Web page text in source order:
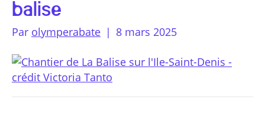
balise
Par olymperabate | 8 mars 2025